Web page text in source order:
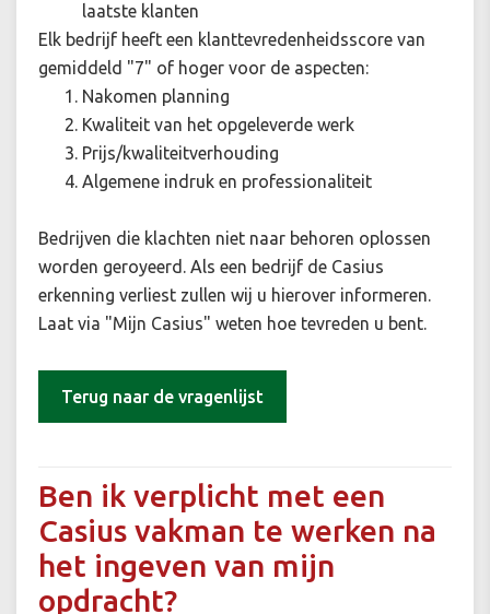
laatste klanten
Elk bedrijf heeft een klanttevredenheidsscore van
gemiddeld "7" of hoger voor de aspecten:
Nakomen planning
Kwaliteit van het opgeleverde werk
Prijs/kwaliteitverhouding
Algemene indruk en professionaliteit
Bedrijven die klachten niet naar behoren oplossen
worden geroyeerd. Als een bedrijf de Casius
erkenning verliest zullen wij u hierover informeren.
Laat via "Mijn Casius" weten hoe tevreden u bent.
Terug naar de vragenlijst
Ben ik verplicht met een
Casius vakman te werken na
het ingeven van mijn
opdracht?